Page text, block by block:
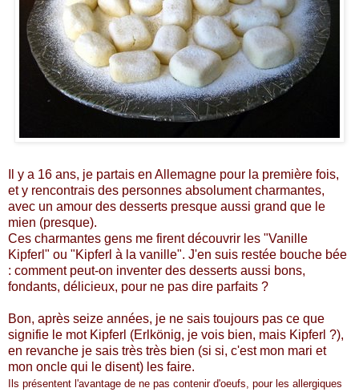
Il y a 16 ans, je partais en Allemagne pour la première fois,
et y rencontrais des personnes absolument charmantes,
avec un amour des desserts presque aussi grand que le
mien (presque).
Ces charmantes gens me firent découvrir les "Vanille
Kipferl" ou "Kipferl à la vanille". J'en suis restée bouche bée
: comment peut-on inventer des desserts aussi bons,
fondants, délicieux, pour ne pas dire parfaits ?
Bon, après seize années, je ne sais toujours pas ce que
signifie le mot Kipferl (Erlkönig, je vois bien, mais Kipferl ?),
en revanche je sais très très bien (si si, c'est mon mari et
mon oncle qui le disent) les faire.
Ils présentent l'avantage de ne pas contenir d'oeufs, pour les allergiques